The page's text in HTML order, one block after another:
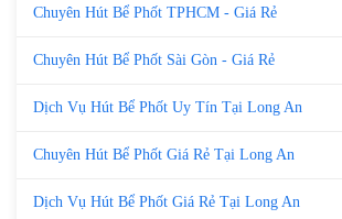
Chuyên Hút Bể Phốt TPHCM - Giá Rẻ
Chuyên Hút Bể Phốt Sài Gòn - Giá Rẻ
Dịch Vụ Hút Bể Phốt Uy Tín Tại Long An
Chuyên Hút Bể Phốt Giá Rẻ Tại Long An
Dịch Vụ Hút Bể Phốt Giá Rẻ Tại Long An